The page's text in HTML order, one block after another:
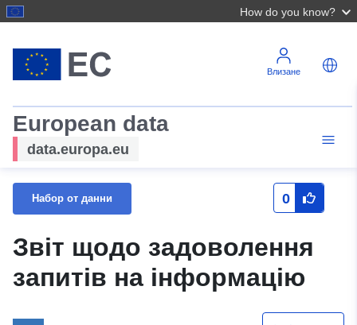
How do you know?
Влизане
European data
data.europa.eu
Набор от данни 0
Звіт щодо задоволення
запитів на інформацію